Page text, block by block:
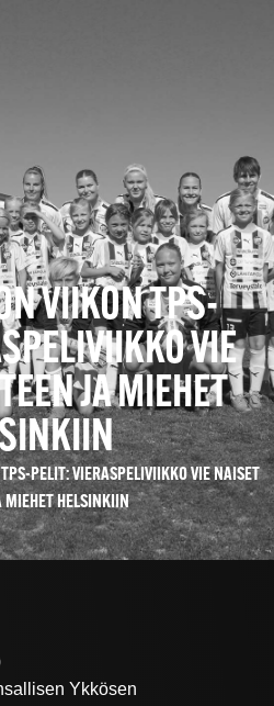
VIIKON TPS-
VIE
JA MIEHET
PELIT: VIERASPELIVIIKKO VIE NAISET
MIEHET HELSINKIIN
Ykkösen